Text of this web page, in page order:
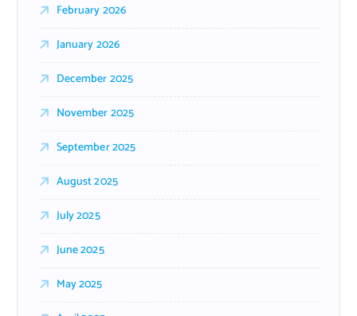
February 2026
January 2026
December 2025
November 2025
September 2025
August 2025
July 2025
June 2025
May 2025